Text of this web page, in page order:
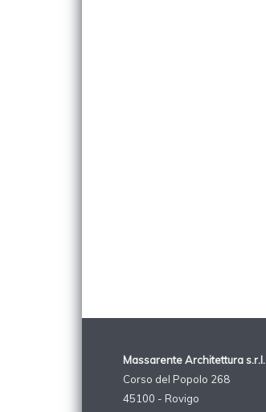
Massarente Architettura s.r.l.
Corso del Popolo 268
45100 - Rovigo